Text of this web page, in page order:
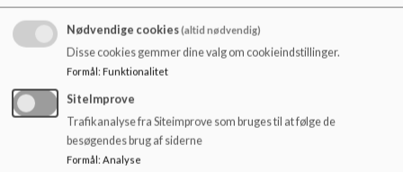
t
2 inklusionsvejledere, der arbejde med alle børns trivsel på
skolen.
1 DSA vejleder, der sammen med lærerne udvikler skolens
kompetencer inden for området.
Nødvendige cookies(altid nødvendig)
Disse cookies gemmer dine valg om cookieindstillinger.
Formål: Funktionalitet
SiteImprove
Trafikanalyse fra Siteimprove som bruges til at følge de
besøgendes brug af siderne
Formål: Analyse